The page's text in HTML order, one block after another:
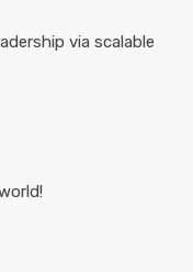
via scalable